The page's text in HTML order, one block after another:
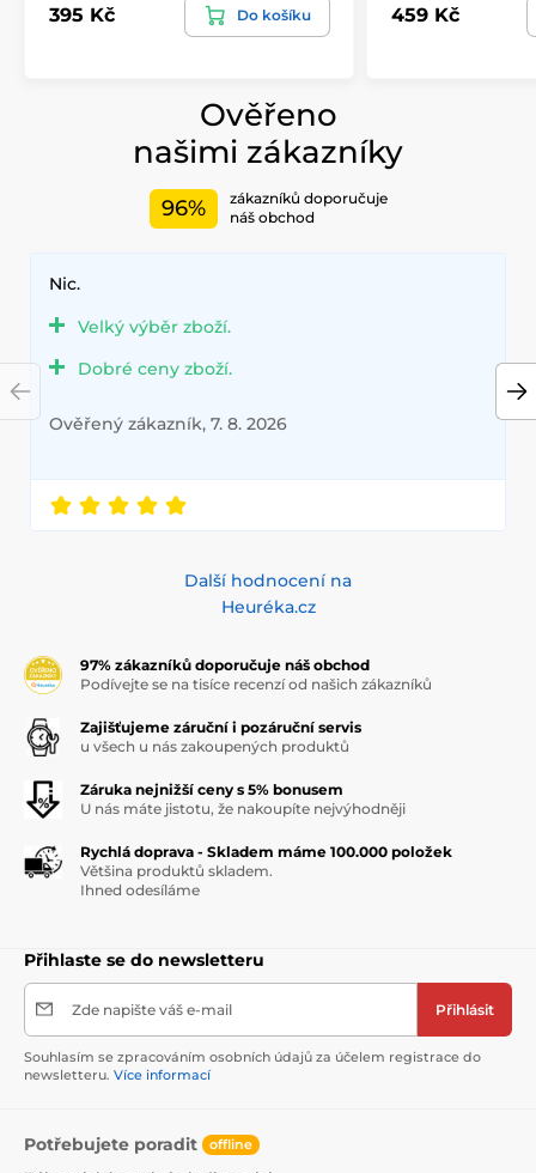
395 Kč Do košíku 459 Kč
Ověřeno
našimi zákazníky
96%
zákazníků doporučuje
náš obchod
Nic.
Velký výběr zboží.
Dobré ceny zboží.
Ověřený zákazník, 7. 8. 2026
Další hodnocení na
Heuréka.cz
97% zákazníků doporučuje náš obchod
Podívejte se na tisíce recenzí od našich zákazníků
Zajišťujeme záruční i pozáruční servis
u všech u nás zakoupených produktů
Záruka nejnižší ceny s 5% bonusem
U nás máte jistotu, že nakoupíte nejvýhodněji
Rychlá doprava - Skladem máme 100.000 položek
Většina produktů skladem.
Ihned odesíláme
Přihlaste se do newsletteru
Zde napište váš e-mail Přihlásit
Souhlasím se zpracováním osobních údajů za účelem registrace do
newsletteru. Více informací
Potřebujete poradit offline